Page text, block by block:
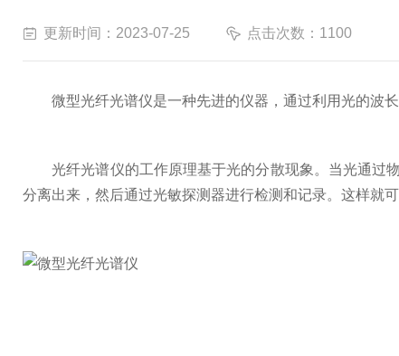
更新时间：2023-07-25 点击次数：1100
微型光纤光谱仪是一种先进的仪器，通过利用光的波长
光纤光谱仪的工作原理基于光的分散现象。当光通过物
分离出来，然后通过光敏探测器进行检测和记录。这样就